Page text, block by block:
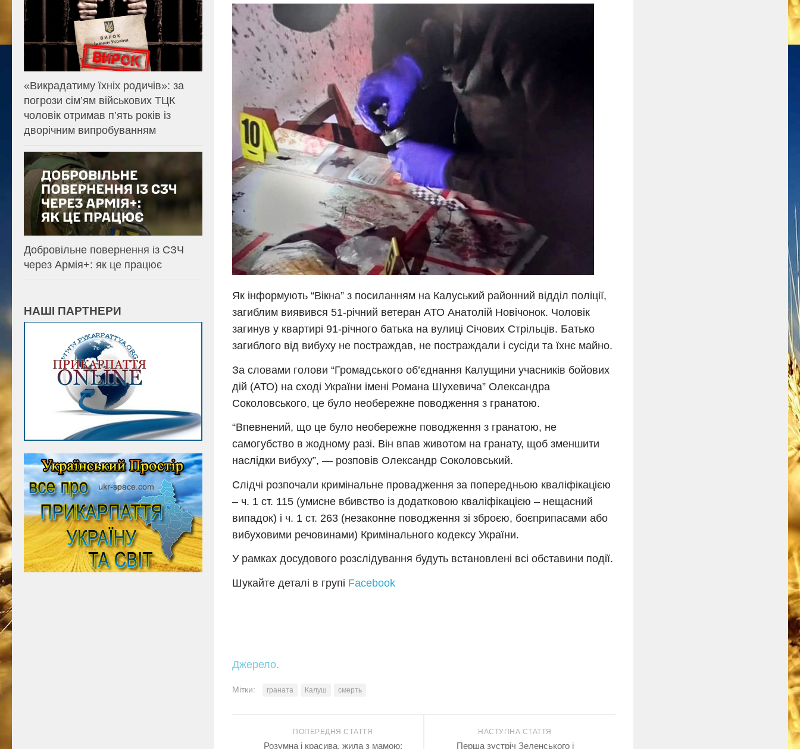
Як інформують “Вікна” з посиланням на Калуський районний відділ поліції,
загиблим виявився 51-річний ветеран АТО Анатолій Новічонок. Чоловік
загинув у квартирі 91-річного батька на вулиці Січових Стрільців. Батько
загиблого від вибуху не постраждав, не постраждали і сусіди та їхнє майно.
За словами голови “Громадського об’єднання Калущини учасників бойових
дій (АТО) на сході України імені Романа Шухевича” Олександра
Соколовського, це було необережне поводження з гранатою.
“Впевнений, що це було необережне поводження з гранатою, не
самогубство в жодному разі. Він впав животом на гранату, щоб зменшити
наслідки вибуху”, — розповів Олександр Соколовський.
Слідчі розпочали кримінальне провадження за попередньою кваліфікацією
– ч. 1 ст. 115 (умисне вбивство із додатковою кваліфікацією – нещасний
випадок) і ч. 1 ст. 263 (незаконне поводження зі зброєю, боєприпасами або
вибуховими речовинами) Кримінального кодексу України.
У рамках досудового розслідування будуть встановлені всі обставини події.
Шукайте деталі в групі Facebook
Джерело.
Мітки: граната Калуш смерть
НАСТУПНА СТАТТЯ
Перша зустріч Зеленського і
ПОПЕРЕДНЯ СТАТТЯ
Розумна і красива, жила з мамою:
«Викрадатиму їхніх родичів»: за
погрози сім’ям військових ТЦК
чоловік отримав п’ять років із
дворічним випробуванням
Добровільне повернення із СЗЧ
через Армія+: як це працює
НАШІ ПАРТНЕРИ